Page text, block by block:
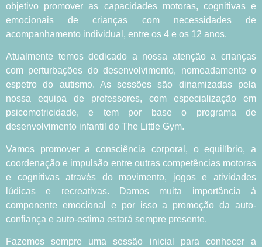
objetivo promover as capacidades motoras, cognitivas e
emocionais de crianças com necessidades de
acompanhamento individual, entre os 4 e os 12 anos.
Atualmente temos dedicado a nossa atenção a crianças
com perturbações do desenvolvimento, nomeadamente o
espetro do autismo. As sessões são dinamizadas pela
nossa equipa de professores, com especialização em
psicomotricidade, e tem por base o programa de
desenvolvimento infantil do The Little Gym.
Vamos promover a consciência corporal, o equilíbrio, a
coordenação e impulsão entre outras competências motoras
e cognitivas através do movimento, jogos e atividades
lúdicas e recreativas. Damos muita importância à
componente emocional e por isso a promoção da auto-
confiança e auto-estima estará sempre presente.
Fazemos sempre uma sessão inicial para conhecer a